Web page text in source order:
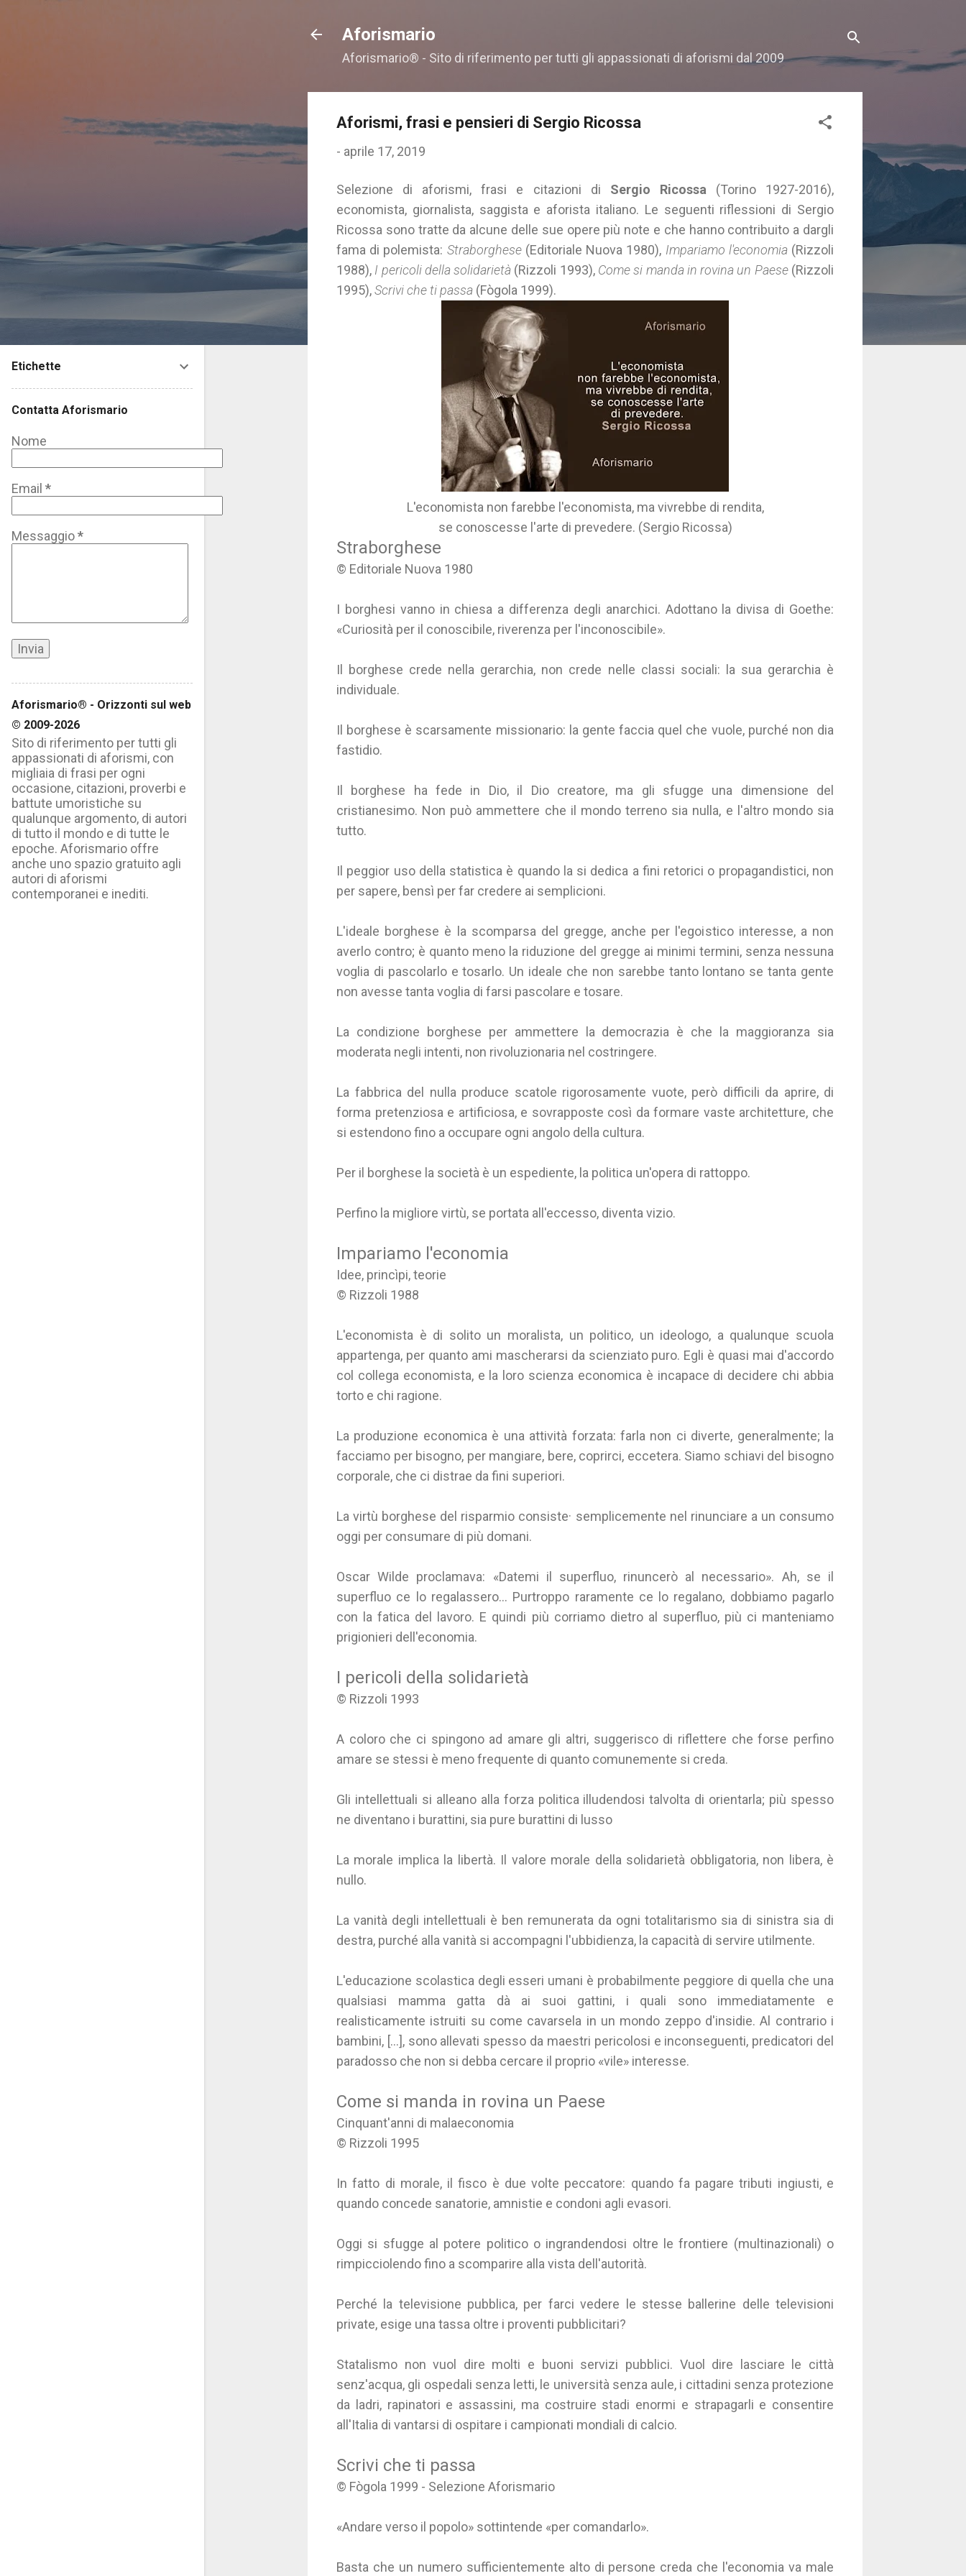
Aforismario
Aforismario® - Sito di riferimento per tutti gli appassionati di aforismi dal 2009
Aforismi, frasi e pensieri di Sergio Ricossa
- aprile 17, 2019
Selezione di aforismi, frasi e citazioni di Sergio Ricossa (Torino 1927-2016),
economista, giornalista, saggista e aforista italiano. Le seguenti riflessioni di Sergio
Ricossa sono tratte da alcune delle sue opere più note e che hanno contribuito a dargli
fama di polemista: Straborghese (Editoriale Nuova 1980), Impariamo l'economia(Rizzoli
1988), I pericoli della solidarietà (Rizzoli 1993), Come si manda in rovina un Paese(Rizzoli
1995),Scrivi che ti passa (Fògola 1999).
L'economista non farebbe l'economista, ma vivrebbe di rendita,
se conoscesse l'arte di prevedere. (Sergio Ricossa)
Straborghese
© Editoriale Nuova 1980
I borghesi vanno in chiesa a differenza degli anarchici. Adottano la divisa di Goethe:
«Curiosità per il conoscibile, riverenza per l'inconoscibile».
Il borghese crede nella gerarchia, non crede nelle classi sociali: la sua gerarchia è
individuale.
Il borghese è scarsamente missionario: la gente faccia quel che vuole, purché non dia
fastidio.
Il borghese ha fede in Dio, il Dio creatore, ma gli sfugge una dimensione del
cristianesimo. Non può ammettere che il mondo terreno sia nulla, e l'altro mondo sia
tutto.
Il peggior uso della statistica è quando la si dedica a fini retorici o propagandistici, non
per sapere, bensì per far credere ai semplicioni.
L'ideale borghese è la scomparsa del gregge, anche per l'egoistico interesse, a non
averlo contro; è quanto meno la riduzione del gregge ai minimi termini, senza nessuna
voglia di pascolarlo e tosarlo. Un ideale che non sarebbe tanto lontano se tanta gente
non avesse tanta voglia di farsi pascolare e tosare.
La condizione borghese per ammettere la democrazia è che la maggioranza sia
moderata negli intenti, non rivoluzionaria nel costringere.
La fabbrica del nulla produce scatole rigorosamente vuote, però difficili da aprire, di
forma pretenziosa e artificiosa, e sovrapposte così da formare vaste architetture, che
si estendono fino a occupare ogni angolo della cultura.
Per il borghese la società è un espediente, la politica un'opera di rattoppo.
Perfino la migliore virtù, se portata all'eccesso, diventa vizio.
Impariamo l'economia
Idee, princìpi, teorie
© Rizzoli 1988
L'economista è di solito un moralista, un politico, un ideologo, a qualunque scuola
appartenga, per quanto ami mascherarsi da scienziato puro. Egli è quasi mai d'accordo
col collega economista, e la loro scienza economica è incapace di decidere chi abbia
torto e chi ragione.
La produzione economica è una attività forzata: farla non ci diverte, generalmente; la
facciamo per bisogno, per mangiare, bere, coprirci, eccetera. Siamo schiavi del bisogno
corporale, che ci distrae da fini superiori.
La virtù borghese del risparmio consiste· semplicemente nel rinunciare a un consumo
oggi per consumare di più domani.
Oscar Wilde proclamava: «Datemi il superfluo, rinuncerò al necessario». Ah, se il
superfluo ce lo regalassero... Purtroppo raramente ce lo regalano, dobbiamo pagarlo
con la fatica del lavoro. E quindi più corriamo dietro al superfluo, più ci manteniamo
prigionieri dell'economia.
I pericoli della solidarietà
© Rizzoli 1993
A coloro che ci spingono ad amare gli altri, suggerisco di riflettere che forse perfino
amare se stessi è meno frequente di quanto comunemente si creda.
Gli intellettuali si alleano alla forza politica illudendosi talvolta di orientarla; più spesso
ne diventano i burattini, sia pure burattini di lusso
La morale implica la libertà. Il valore morale della solidarietà obbligatoria, non libera, è
nullo.
La vanità degli intellettuali è ben remunerata da ogni totalitarismo sia di sinistra sia di
destra, purché alla vanità si accompagni l'ubbidienza, la capacità di servire utilmente.
L'educazione scolastica degli esseri umani è probabilmente peggiore di quella che una
qualsiasi mamma gatta dà ai suoi gattini, i quali sono immediatamente e
realisticamente istruiti su come cavarsela in un mondo zeppo d'insidie. Al contrario i
bambini, [...], sono allevati spesso da maestri pericolosi e inconseguenti, predicatori del
paradosso che non si debba cercare il proprio «vile» interesse.
Come si manda in rovina un Paese
Cinquant'anni di malaeconomia
© Rizzoli 1995
In fatto di morale, il fisco è due volte peccatore: quando fa pagare tributi ingiusti, e
quando concede sanatorie, amnistie e condoni agli evasori.
Oggi si sfugge al potere politico o ingrandendosi oltre le frontiere (multinazionali) o
rimpicciolendo fino a scomparire alla vista dell'autorità.
Perché la televisione pubblica, per farci vedere le stesse ballerine delle televisioni
private, esige una tassa oltre i proventi pubblicitari?
Statalismo non vuol dire molti e buoni servizi pubblici. Vuol dire lasciare le città
senz'acqua, gli ospedali senza letti, le università senza aule, i cittadini senza protezione
da ladri, rapinatori e assassini, ma costruire stadi enormi e strapagarli e consentire
all'Italia di vantarsi di ospitare i campionati mondiali di calcio.
Scrivi che ti passa
© Fògola 1999 - Selezione Aforismario
«Andare verso il popolo» sottintende «per comandarlo».
Basta che un numero sufficientemente alto di persone creda che l'economia va male
Etichette
Contatta Aforismario
Nome
Email *
Messaggio*
Aforismario® - Orizzonti sul web
© 2009-2026
Sito di riferimento per tutti gli
appassionati di aforismi, con
migliaia di frasi per ogni
occasione, citazioni, proverbi e
battute umoristiche su
qualunque argomento, di autori
di tutto il mondo e di tutte le
epoche. Aforismario offre
anche uno spazio gratuito agli
autori di aforismi
contemporanei e inediti.